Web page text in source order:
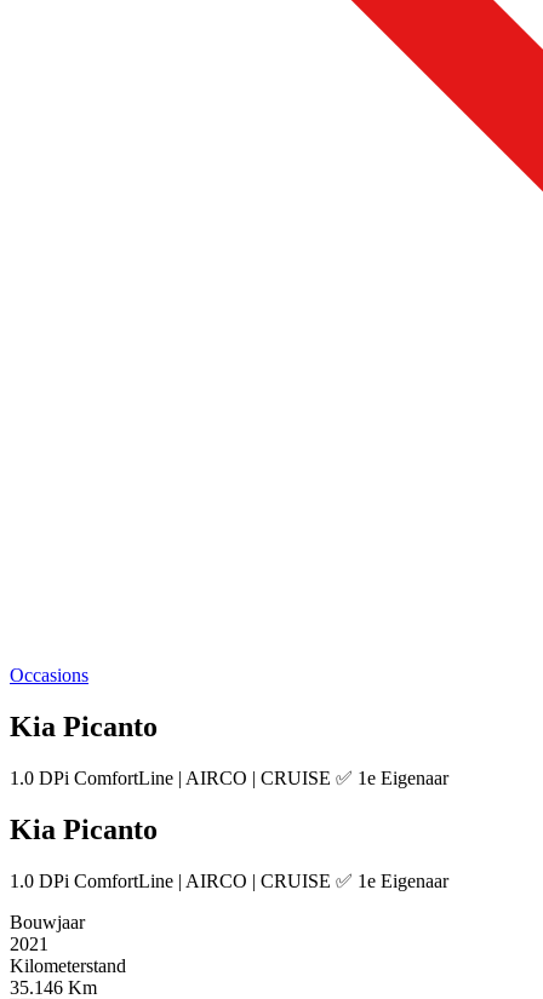
Occasions
Kia Picanto
1.0 DPi ComfortLine | AIRCO | CRUISE ✅ 1e Eigenaar
Kia Picanto
1.0 DPi ComfortLine | AIRCO | CRUISE ✅ 1e Eigenaar
Bouwjaar
2021
Kilometerstand
35.146 Km